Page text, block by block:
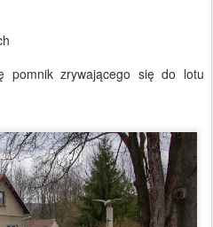
pomnik zrywającego się do lotu